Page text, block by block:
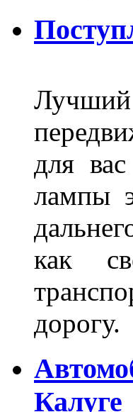
для
лампы
как
дорогу.
Калуге